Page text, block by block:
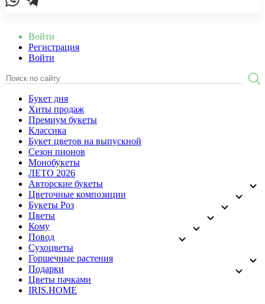
Войти
Регистрация
Войти
Букет дня
Хиты продаж
Премиум букеты
Классика
Букет цветов на выпускной
Сезон пионов
Монобукеты
ЛЕТО 2026
Авторские букеты
Цветочные композиции
Букеты Роз
Цветы
Кому
Повод
Сухоцветы
Горшечные растения
Подарки
Цветы пачками
IRIS.HOME